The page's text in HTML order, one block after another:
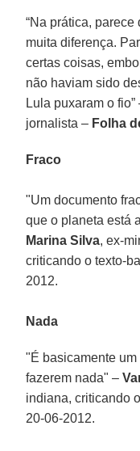
“Na prática,
muita diferença.
certas coisas,
não haviam sido
Lula puxaram o
jornalista – Folha
Fraco
"Um documento
que o planeta está
Marina Silva, ex-
criticando o texto-
2012.
Nada
"É basicamente
fazerem nada" –
indiana, criticando
20-06-2012.